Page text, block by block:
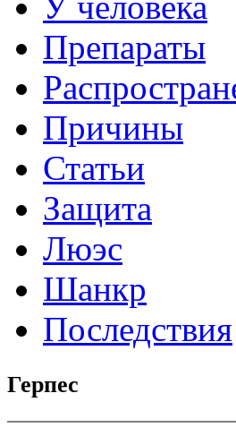
Препараты
Причины
Статьи
Защита
Люэс
Шанкр
Последствия
Герпес